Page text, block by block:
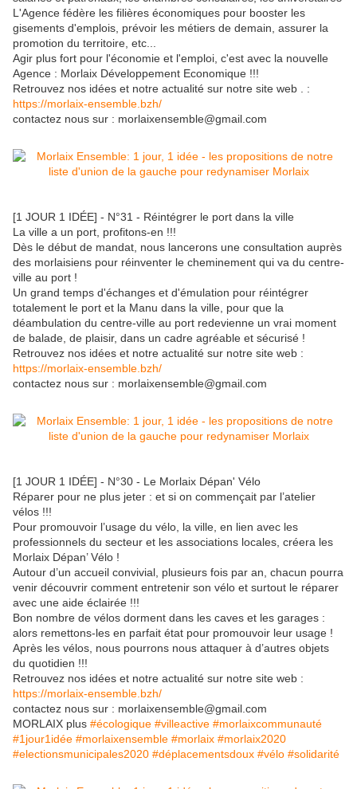
L'Agence fédère les filières économiques pour booster les
gisements d'emplois, prévoir les métiers de demain, assurer la
promotion du territoire, etc...
Agir plus fort pour l'économie et l'emploi, c'est avec la nouvelle
Agence : Morlaix Développement Economique !!!
Retrouvez nos idées et notre actualité sur notre site web . :
https://morlaix-ensemble.bzh/
contactez nous sur : morlaixensemble@gmail.com
[1 JOUR 1 IDÉE] - N°31 - Réintégrer le port dans la ville
La ville a un port, profitons-en !!!
Dès le début de mandat, nous lancerons une consultation auprès
des morlaisiens pour réinventer le cheminement qui va du centre-
ville au port !
Un grand temps d'échanges et d'émulation pour réintégrer
totalement le port et la Manu dans la ville, pour que la
déambulation du centre-ville au port redevienne un vrai moment
de balade, de plaisir, dans un cadre agréable et sécurisé !
Retrouvez nos idées et notre actualité sur notre site web :
https://morlaix-ensemble.bzh/
contactez nous sur : morlaixensemble@gmail.com
[1 JOUR 1 IDÉE] - N°30 - Le Morlaix Dépan' Vélo
Réparer pour ne plus jeter : et si on commençait par l’atelier
vélos !!!
Pour promouvoir l’usage du vélo, la ville, en lien avec les
professionnels du secteur et les associations locales, créera les
Morlaix Dépan’ Vélo !
Autour d’un accueil convivial, plusieurs fois par an, chacun pourra
venir découvrir comment entretenir son vélo et surtout le réparer
avec une aide éclairée !!!
Bon nombre de vélos dorment dans les caves et les garages :
alors remettons-les en parfait état pour promouvoir leur usage !
Après les vélos, nous pourrons nous attaquer à d’autres objets
du quotidien !!!
Retrouvez nos idées et notre actualité sur notre site web :
https://morlaix-ensemble.bzh/
contactez nous sur : morlaixensemble@gmail.com
MORLAIX plus #écologique #villeactive #morlaixcommunauté
#1jour1idée #morlaixensemble #morlaix #morlaix2020
#electionsmunicipales2020 #déplacementsdoux #vélo #solidarité